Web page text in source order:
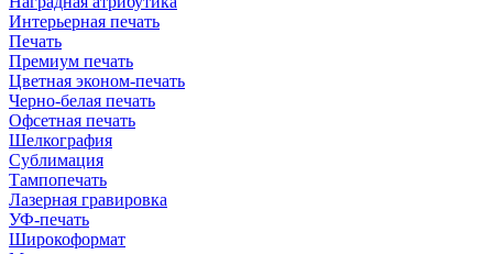
Интерьерная печать
Печать
Премиум печать
Цветная эконом-печать
Черно-белая печать
Офсетная печать
Шелкография
Сублимация
Тампопечать
Лазерная гравировка
УФ-печать
Широкоформат